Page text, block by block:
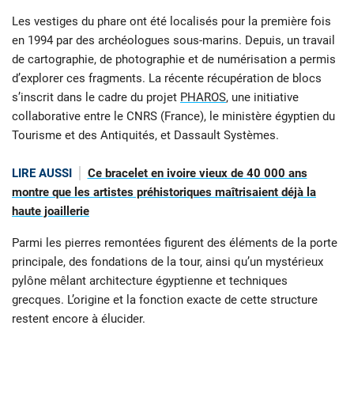
Les vestiges du phare ont été localisés pour la première fois
en 1994 par des archéologues sous-marins. Depuis, un travail
de cartographie, de photographie et de numérisation a permis
d’explorer ces fragments. La récente récupération de blocs
s’inscrit dans le cadre du projet PHAROS, une initiative
collaborative entre le CNRS (France), le ministère égyptien du
Tourisme et des Antiquités, et Dassault Systèmes.
LIRE AUSSI
Ce bracelet en ivoire vieux de 40 000 ans
montre que les artistes préhistoriques maîtrisaient déjà la
haute joaillerie
Parmi les pierres remontées figurent des éléments de la porte
principale, des fondations de la tour, ainsi qu’un mystérieux
pylône mêlant architecture égyptienne et techniques
grecques. L’origine et la fonction exacte de cette structure
restent encore à élucider.